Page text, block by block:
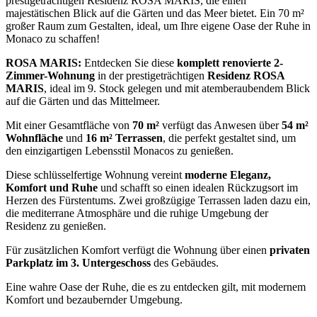
majestätischen Blick auf die Gärten und das Meer bietet. Ein 70 m²
großer Raum zum Gestalten, ideal, um Ihre eigene Oase der Ruhe in
Monaco zu schaffen!
ROSA MARIS: Entdecken Sie diese komplett renovierte 2-
Zimmer-Wohnung in der prestigeträchtigen Residenz ROSA
MARIS, ideal im 9. Stock gelegen und mit atemberaubendem Blick
auf die Gärten und das Mittelmeer.
Mit einer Gesamtfläche von 70 m² verfügt das Anwesen über54 m²
Wohnfläche und 16 m² Terrassen, die perfekt gestaltet sind, um
den einzigartigen Lebensstil Monacos zu genießen.
Diese schlüsselfertige Wohnung vereint moderne Eleganz,
Komfort und Ruhe und schafft so einen idealen Rückzugsort im
Herzen des Fürstentums. Zwei großzügige Terrassen laden dazu ein,
die mediterrane Atmosphäre und die ruhige Umgebung der
Residenz zu genießen.
Für zusätzlichen Komfort verfügt die Wohnung über einen privaten
Parkplatz im 3. Untergeschoss des Gebäudes.
Eine wahre Oase der Ruhe, die es zu entdecken gilt, mit modernem
Komfort und bezaubernder Umgebung.